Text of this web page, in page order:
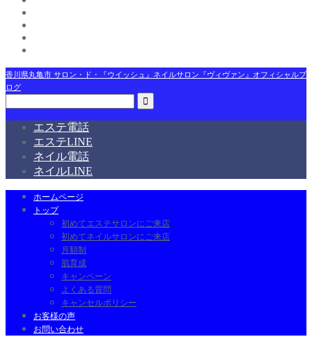
香川県丸亀市 サロン・ド・『ウイッシュ』ネイルサロン『ヴィヴァン』オフィシャルブ
ログ
エステ電話
エステLINE
ネイル電話
ネイルLINE
ホームページ
トップ
初めてエステサロンにご来店
初めてネイルサロンにご来店
月額制
肌育成
キャンペーン
よくある質問
キャンセルポリシー
お客様の声
お問い合わせ